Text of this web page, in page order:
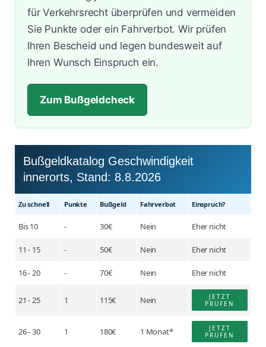
Köln - Riehler Straße
für Verkehrsrecht überprüfen und vermeiden
Sie Punkte oder ein Fahrverbot. Wir prüfen
Ihren Bescheid und legen bundesweit auf
Ihren Wunsch Einspruch ein.
Zum Bußgeldcheck
Bußgeldkatalog Geschwindigkeit
innerorts, Stand: 8.8.2026
Zu schnell Punkte Buß­geld Fahr­verbot Einspruch?
Bis 10 - 30€ Nein Eher nicht
11 - 15 - 50€ Nein Eher nicht
16 - 20 - 70€ Nein Eher nicht
21 - 25 1 115€ Nein
JETZT
PRÜFEN
26 - 30 1 180€ 1 Monat*
JETZT
PRÜFEN